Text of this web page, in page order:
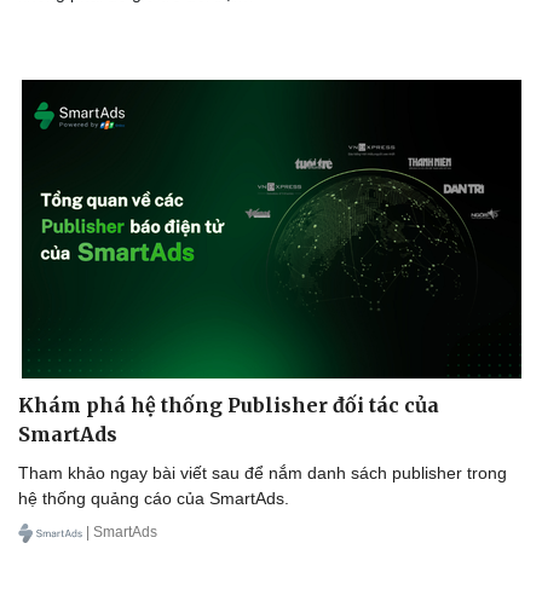
Khám phá hệ thống Publisher đối tác của
SmartAds
Tham khảo ngay bài viết sau để nắm danh sách publisher trong
hệ thống quảng cáo của SmartAds.
| SmartAds